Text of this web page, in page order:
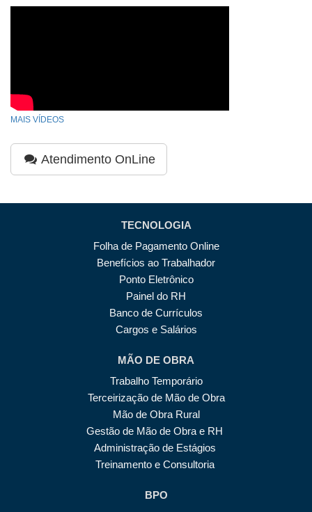
MAIS VÍDEOS
Atendimento OnLine
TECNOLOGIA
Folha de Pagamento Online
Benefícios ao Trabalhador
Ponto Eletrônico
Painel do RH
Banco de Currículos
Cargos e Salários
MÃO DE OBRA
Trabalho Temporário
Terceirização de Mão de Obra
Mão de Obra Rural
Gestão de Mão de Obra e RH
Administração de Estágios
Treinamento e Consultoria
BPO